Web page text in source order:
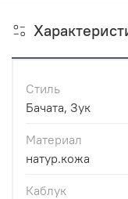
Стиль
Бачата, Зук
Материал
натур.кожа
Каблук